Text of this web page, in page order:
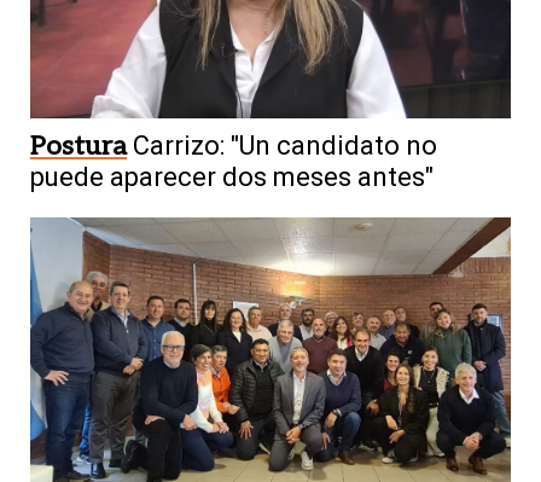
Postura Carrizo: "Un candidato no
puede aparecer dos meses antes"